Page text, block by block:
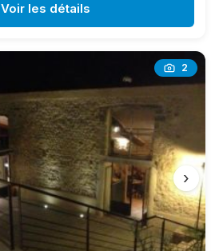
Voir les détails
2
›